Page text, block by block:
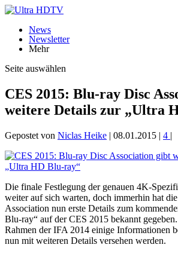
News
Newsletter
Mehr
Seite auswählen
CES 2015: Blu-ray Disc
weitere Details zur „Ultra
Gepostet von Niclas Heike | 08.01.2015 | 4 |
Die finale Festlegung der genauen 4K-
weiter auf sich warten, doch immerhin hat
Association nun erste Details zum
Blu-ray“ auf der CES 2015 bekannt
Rahmen der IFA 2014 einige Informationen
nun mit weiteren Details versehen werden.